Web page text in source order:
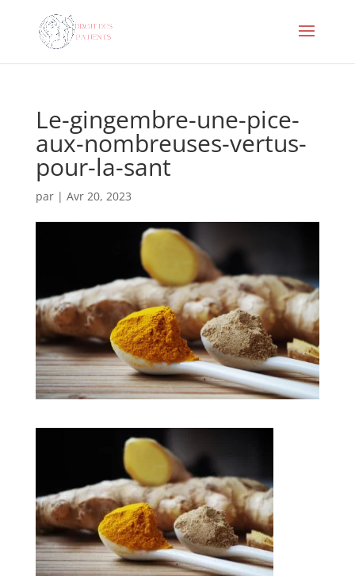
Le-gingembre-une-pice-
aux-nombreuses-vertus-
pour-la-sant
par | Avr 20, 2023